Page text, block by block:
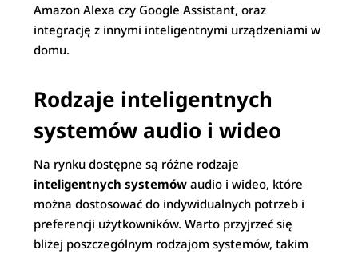
Amazon Alexa czy Google Assistant, oraz
integrację z innymi inteligentnymi urządzeniami w
domu.
Rodzaje inteligentnych
systemów audio i wideo
Na rynku dostępne są różne rodzaje
inteligentnych systemów audio i wideo, które
można dostosować do indywidualnych potrzeb i
preferencji użytkowników. Warto przyjrzeć się
bliżej poszczególnym rodzajom systemów, takim